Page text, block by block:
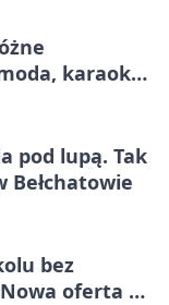
karaoke
pod lupą. Tak
Bełchatowie
bez
oferta w